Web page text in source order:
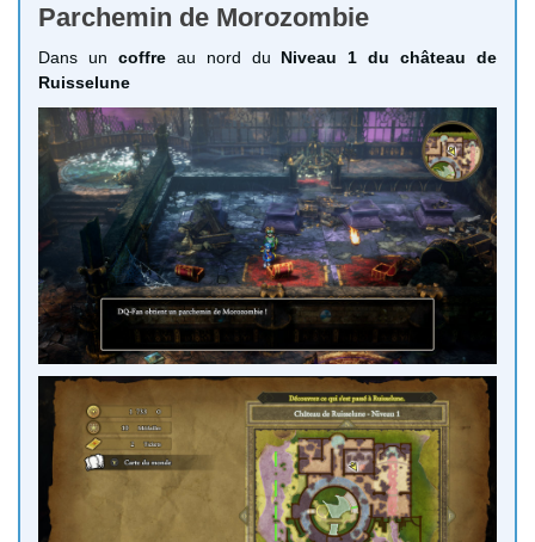
Parchemin de Morozombie
Dans un coffreau nord du Niveau 1 du château de
Ruisselune